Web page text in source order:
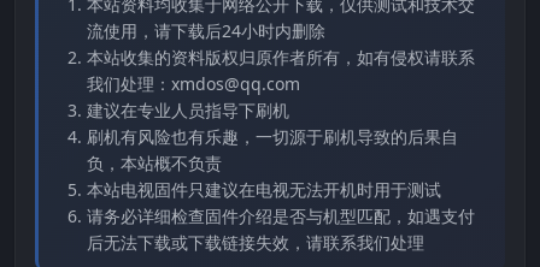
流使用，请下载后24小时内删除
本站收集的资料版权归原作者所有，如有侵权请联系
我们处理：xmdos@qq.com
建议在专业人员指导下刷机
刷机有风险也有乐趣，一切源于刷机导致的后果自
负，本站概不负责
本站电视固件只建议在电视无法开机时用于测试
请务必详细检查固件介绍是否与机型匹配，如遇支付
后无法下载或下载链接失效，请联系我们处理